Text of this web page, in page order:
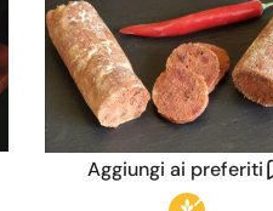
Aggiungi ai preferiti